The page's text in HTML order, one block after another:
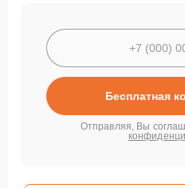
Бесплатная
Отправляя, Вы